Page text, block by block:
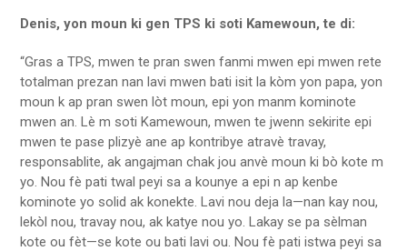
Denis, yon moun ki gen TPS ki soti Kamewoun, te di:
“Gras a TPS, mwen te pran swen fanmi mwen epi mwen rete
totalman prezan nan lavi mwen bati isit la kòm yon papa, yon
moun k ap pran swen lòt moun, epi yon manm kominote
mwen an. Lè m soti Kamewoun, mwen te jwenn sekirite epi
mwen te pase plizyè ane ap kontribye atravè travay,
responsablite, ak angajman chak jou anvè moun ki bò kote m
yo. Nou fè pati twal peyi sa a kounye a epi n ap kenbe
kominote yo solid ak konekte. Lavi nou deja la—nan kay nou,
lekòl nou, travay nou, ak katye nou yo. Lakay se pa sèlman
kote ou fèt—se kote ou bati lavi ou. Nou fè pati istwa peyi sa